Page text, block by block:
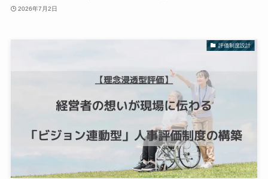
2026年7月2日
評価制度設計